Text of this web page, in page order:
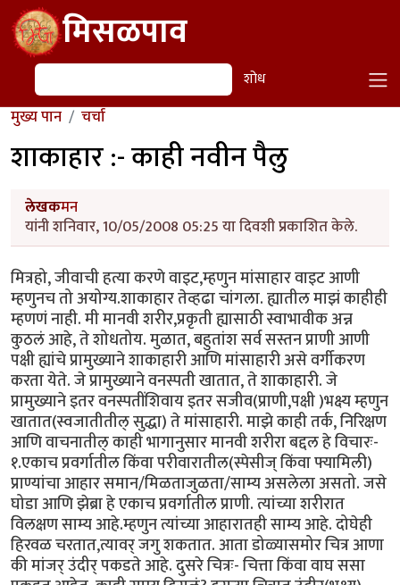
Skip to main contentमिसळपाव
शोध शोध
मुख्य पान चर्चा
शाकाहार :- काही नवीन पैलु
लेखकमन
यांनी शनिवार, 10/05/2008 05:25 या दिवशी प्रकाशित केले.
मित्रहो, जीवाची हत्या करणे वाइट,म्हणुन मांसाहार वाइट आणी
म्हणुनच तो अयोग्य.शाकाहार तेव्हढा चांगला. ह्यातील माझं काहीही
म्हणणं नाही. मी मानवी शरीर,प्रकृती ह्यासाठी स्वाभावीक अन्न
कुठलं आहे, ते शोधतोय. मुळात, बहुतांश सर्व सस्तन प्राणी आणी
पक्षी ह्यांचे प्रामुख्याने शाकाहारी आणि मांसाहारी असे वर्गीकरण
करता येते. जे प्रामुख्याने वनस्पती खातात, ते शाकाहारी. जे
प्रामुख्याने इतर वनस्पतींशिवाय इतर सजीव(प्राणी,पक्षी )भक्ष्य म्हणुन
खातात(स्वजातीतील् सुद्धा) ते मांसाहारी. माझे काही तर्क, निरिक्षण
आणि वाचनातील् काही भागानुसार मानवी शरीरा बद्दल हे विचारः-
१.एकाच प्रवर्गातील किंवा परीवारातील(स्पेसीज् किंवा फ्यामिली)
प्राण्यांचा आहार समान/मिळताजुळता/साम्य असलेला असतो. जसे
घोडा आणि झेब्रा हे एकाच प्रवर्गातील प्राणी. त्यांच्या शरीरात
विलक्षण साम्य आहे.म्हणुन त्यांच्या आहारातही साम्य आहे. दोघेही
हिरवळ चरतात,त्यावर् जगु शकतात. आता डोळ्यासमोर चित्र आणा
की मांजर् उंदीर् पकडते आहे. दुसरे चित्रः- चित्ता किंवा वाघ ससा